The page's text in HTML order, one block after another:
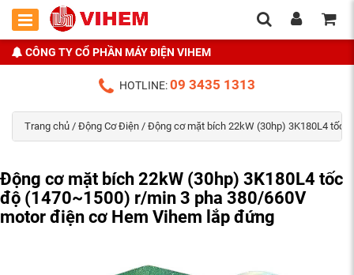
CÔNG TY CỔ PHẦN MÁY ĐIỆN VIHEM
HOTLINE:09 3435 1313
Trang chủ / Động Cơ Điện / Động cơ mặt bích 22kW (30hp) 3K180L4 tốc
Động cơ mặt bích 22kW (30hp) 3K180L4 tốc
độ (1470~1500) r/min 3 pha 380/660V
motor điện cơ Hem Vihem lắp đứng